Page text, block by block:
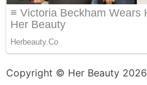
Copyright © Her Beauty 2026